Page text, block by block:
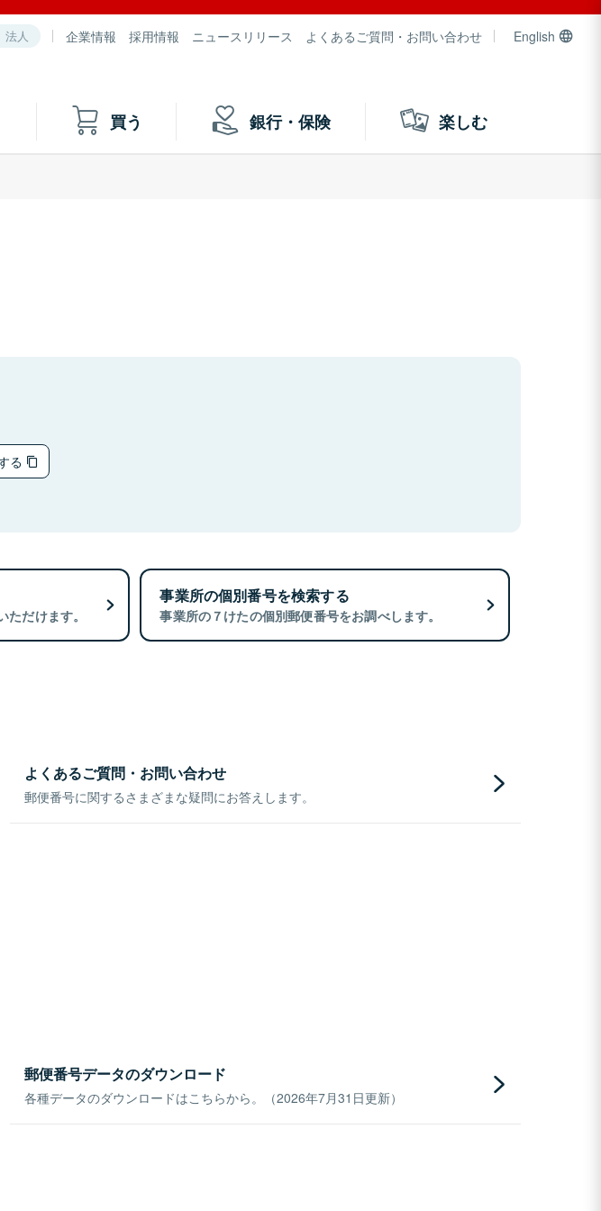
法人 企業情報 採用情報 ニュースリリース よくあるご質問・お問い合わせ English
買う 銀行・保険 楽しむ
る
だけます。
事業所の個別番号を検索する
事業所の７けたの個別郵便番号をお調べします。
よくあるご質問・お問い合わせ
郵便番号に関するさまざまな疑問にお答えします。
郵便番号データのダウンロード
各種データのダウンロードはこちらから。（2026年7月31日更新）